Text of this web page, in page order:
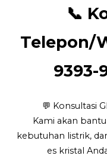
📞
Telepon/
9393-
💬 Konsultasi
Kami akan
kebutuhan listrik,
es kristal